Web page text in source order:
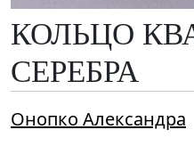
КОЛЬЦО
СЕРЕБРА
Онопко Александра